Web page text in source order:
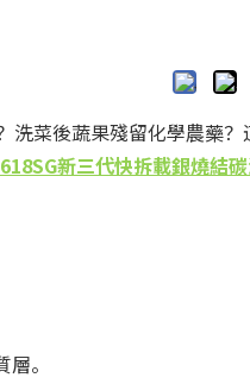
菜後蔬果殘留化學農藥
新三代快拆載銀燒結
。